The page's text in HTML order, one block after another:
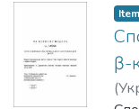
;
Item
β-
(